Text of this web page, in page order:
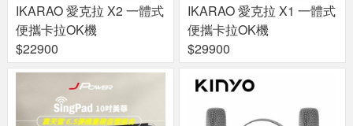
IKARAO 愛克拉 X2 一體式
便攜卡拉OK機
$22900
IKARAO 愛克拉 X1 一體式
便攜卡拉OK機
$29900